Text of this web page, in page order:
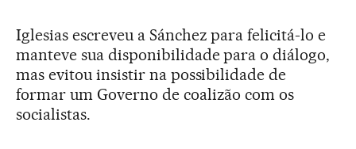
Iglesias escreveu a Sánchez para felicitá-lo e
manteve sua disponibilidade para o diálogo,
mas evitou insistir na possibilidade de
formar um Governo de coalizão com os
socialistas.